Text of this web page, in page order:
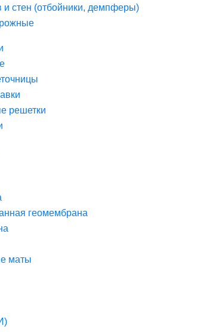
и стен (отбойники, демпферы)
решетки
геомембрана
маты